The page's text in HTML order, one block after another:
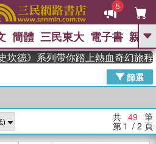
5
GO
The Odyssey 、
父親節 、 如果歷史是一群喵 、 暑期
念華 、 台灣的李登輝時代 、 數學女
孩：黎曼猜想
偉大的迷走神經
簡體 三民東大 電子書 親子
系列帶你踏上熱血奇幻旅程
篩選
共 49 筆
第 1 / 2 頁